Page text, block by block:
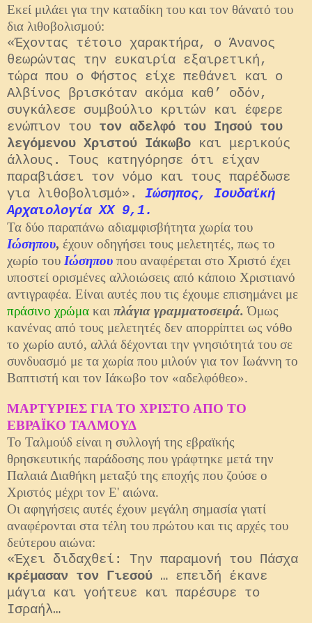
Εκεί μιλάει για την καταδίκη του και τον θάνατό του
δια λιθοβολισμού:
«Έχοντας τέτοιο χαρακτήρα, ο Άνανος
θεωρώντας την ευκαιρία εξαιρετική,
τώρα που ο Φήστος είχε πεθάνει και ο
Αλβίνος βρισκόταν ακόμα καθ’ οδόν,
συγκάλεσε συμβούλιο κριτών και έφερε
ενώπιον του τον αδελφό του Ιησού του
λεγόμενου Χριστού Ιάκωβο και μερικούς
άλλους. Τους κατηγόρησε ότι είχαν
παραβιάσει τον νόμο και τους παρέδωσε
για λιθοβολισμό». Ιώσηπος, Ιουδαϊκή
Αρχαιολογία XX 9,1.
Τα δύο παραπάνω αδιαμφισβήτητα χωρία του
Ιώσηπου, έχουν οδηγήσει τους μελετητές, πως το
χωρίο του Ιώσηπου που αναφέρεται στο Χριστό έχει
υποστεί ορισμένες αλλοιώσεις από κάποιο Χριστιανό
αντιγραφέα. Είναι αυτές που τις έχουμε επισημάνει με
πράσινο χρώμα και πλάγια γραμματοσειρά. Όμως
κανένας από τους μελετητές δεν απορρίπτει ως νόθο
το χωρίο αυτό, αλλά δέχονται την γνησιότητά του σε
συνδυασμό με τα χωρία που μιλούν για τον Ιωάννη το
Βαπτιστή και τον Ιάκωβο τον «αδελφόθεο».
ΜΑΡΤΥΡΙΕΣ ΓΙΑ ΤΟ ΧΡΙΣΤΟ ΑΠΟ ΤΟ
ΕΒΡΑΪΚΟ ΤΑΛΜΟΥΔ
Το Ταλμούδ είναι η συλλογή της εβραϊκής
θρησκευτικής παράδοσης που γράφτηκε μετά την
Παλαιά Διαθήκη μεταξύ της εποχής που ζούσε ο
Χριστός μέχρι τον Ε' αιώνα.
Οι αφηγήσεις αυτές έχουν μεγάλη σημασία γιατί
αναφέρονται στα τέλη του πρώτου και τις αρχές του
δεύτερου αιώνα:
«Έχει διδαχθεί: Την παραμονή του Πάσχα
κρέμασαν τον Γιεσού … επειδή έκανε
μάγια και γοήτευε και παρέσυρε το
Ισραήλ…